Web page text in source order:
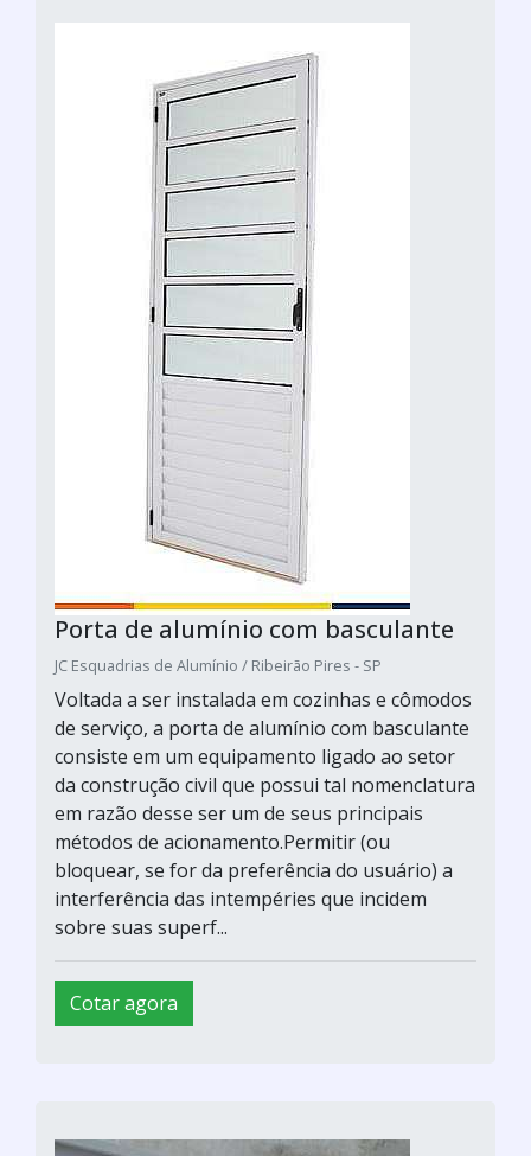
Porta de alumínio com basculante
JC Esquadrias de Alumínio / Ribeirão Pires - SP
Voltada a ser instalada em cozinhas e cômodos
de serviço, a porta de alumínio com basculante
consiste em um equipamento ligado ao setor
da construção civil que possui tal nomenclatura
em razão desse ser um de seus principais
métodos de acionamento.Permitir (ou
bloquear, se for da preferência do usuário) a
interferência das intempéries que incidem
sobre suas superf...
Cotar agora